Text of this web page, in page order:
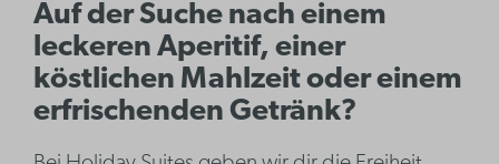
Auf der Suche nach einem
leckeren Aperitif, einer
köstlichen Mahlzeit oder einem
erfrischenden Getränk?